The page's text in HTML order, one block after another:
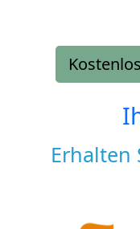
Erhalten